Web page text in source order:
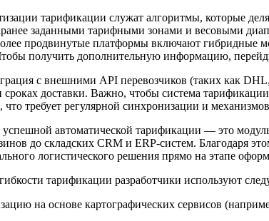
тарификации служат алгоритмы, которые
заданными тарифными зонами и весовыми
продвинутые платформы включают гибридные
получить дополнительную информацию,
с внешними API перевозчиков (таких как
доставки. Важно, чтобы система
требует регулярной синхронизации и
автоматической тарификации — это
до складских CRM и ERP-систем. Благодаря
логистического решения прямо на этапе
тарификации разработчики используют
на основе картографических сервисов